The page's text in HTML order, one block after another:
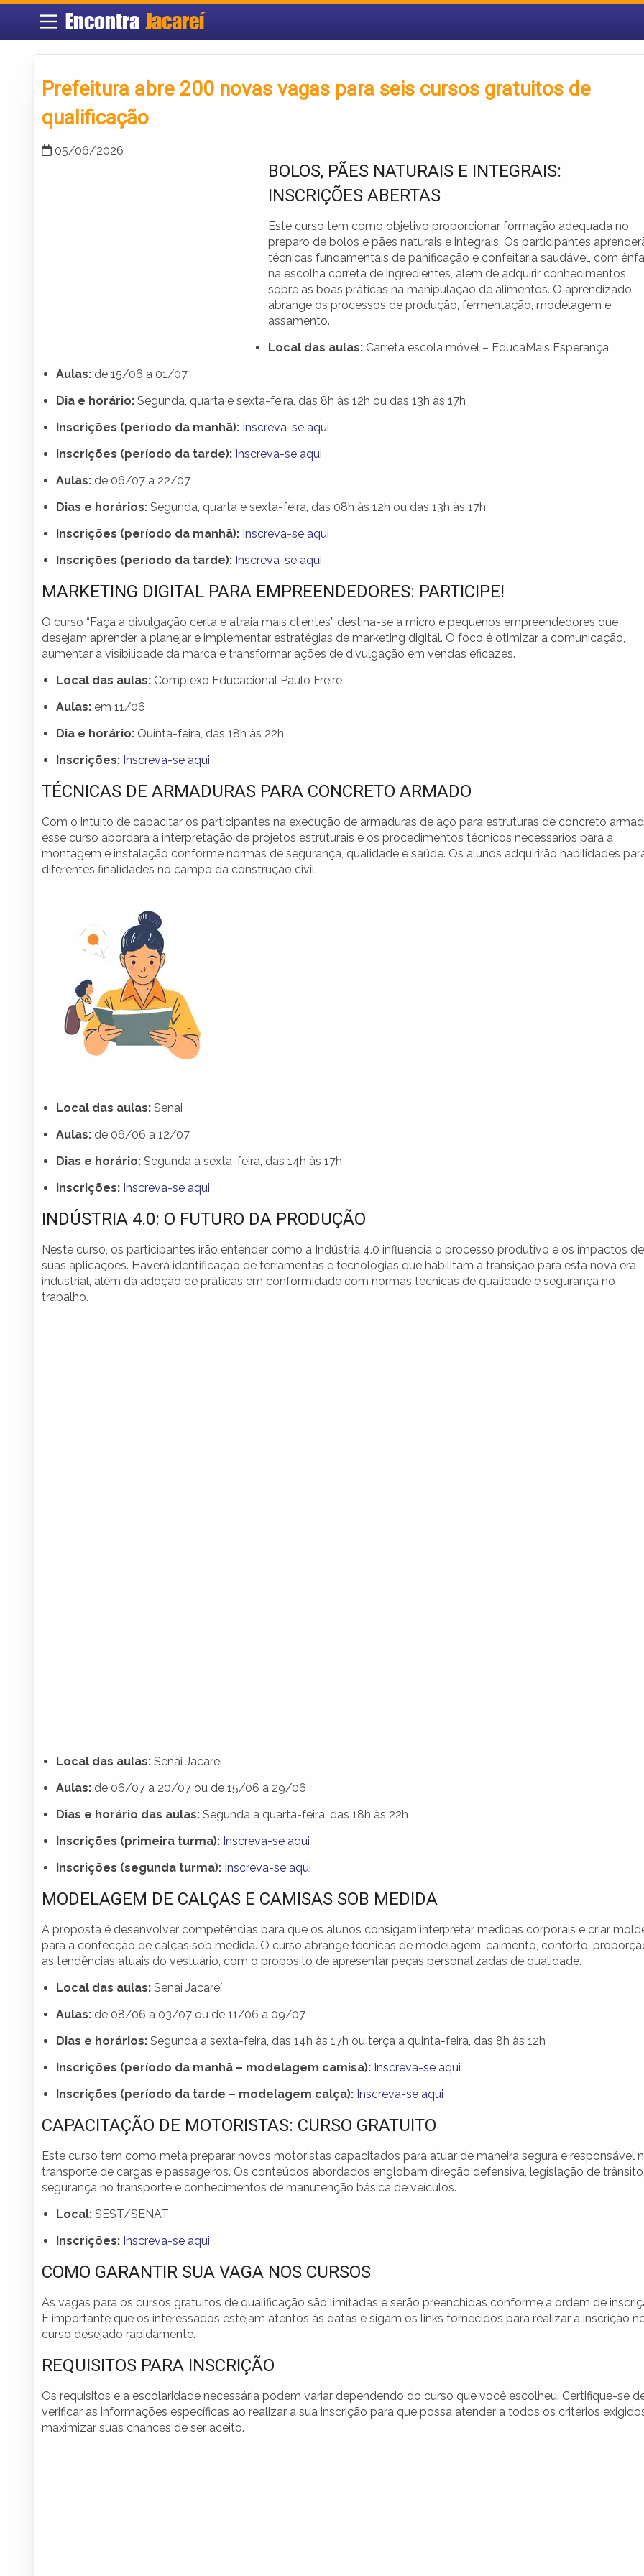
Encontra Jacareí
Prefeitura abre 200 novas vagas para seis cursos gratuitos de
qualificação
05/06/2026
BOLOS, PÃES NATURAIS E INTEGRAIS:
INSCRIÇÕES ABERTAS
Este curso tem como objetivo proporcionar formação adequada no
preparo de bolos e pães naturais e integrais. Os participantes
técnicas fundamentais de panificação e confeitaria saudável, com
na escolha correta de ingredientes, além de adquirir conhecimentos
sobre as boas práticas na manipulação de alimentos. O aprendizado
abrange os processos de produção, fermentação, modelagem e
assamento.
Local das aulas: Carreta escola móvel – EducaMais Esperança
Aulas: de 15/06 a 01/07
Dia e horário: Segunda, quarta e sexta-feira, das 8h às 12h ou das 13h às 17h
Inscrições (período da manhã): Inscreva-se aqui
Inscrições (período da tarde): Inscreva-se aqui
Aulas: de 06/07 a 22/07
Dias e horários: Segunda, quarta e sexta-feira, das 08h às 12h ou das 13h às 17h
Inscrições (período da manhã): Inscreva-se aqui
Inscrições (período da tarde): Inscreva-se aqui
MARKETING DIGITAL PARA EMPREENDEDORES: PARTICIPE!
O curso “Faça a divulgação certa e atraia mais clientes” destina-se a micro e pequenos empreendedores que
desejam aprender a planejar e implementar estratégias de marketing digital. O foco é otimizar a comunicação,
aumentar a visibilidade da marca e transformar ações de divulgação em vendas eficazes.
Local das aulas: Complexo Educacional Paulo Freire
Aulas: em 11/06
Dia e horário: Quinta-feira, das 18h às 22h
Inscrições: Inscreva-se aqui
TÉCNICAS DE ARMADURAS PARA CONCRETO ARMADO
Com o intuito de capacitar os participantes na execução de armaduras de aço para estruturas de concreto
esse curso abordará a interpretação de projetos estruturais e os procedimentos técnicos necessários para a
montagem e instalação conforme normas de segurança, qualidade e saúde. Os alunos adquirirão habilidades
diferentes finalidades no campo da construção civil.
Local das aulas: Senai
Aulas: de 06/06 a 12/07
Dias e horário: Segunda a sexta-feira, das 14h às 17h
Inscrições: Inscreva-se aqui
INDÚSTRIA 4.0: O FUTURO DA PRODUÇÃO
Neste curso, os participantes irão entender como a Indústria 4.0 influencia o processo produtivo e os impactos de
suas aplicações. Haverá identificação de ferramentas e tecnologias que habilitam a transição para esta nova era
industrial, além da adoção de práticas em conformidade com normas técnicas de qualidade e segurança no
trabalho.
Local das aulas: Senai Jacareí
Aulas: de 06/07 a 20/07 ou de 15/06 a 29/06
Dias e horário das aulas: Segunda a quarta-feira, das 18h às 22h
Inscrições (primeira turma): Inscreva-se aqui
Inscrições (segunda turma): Inscreva-se aqui
MODELAGEM DE CALÇAS E CAMISAS SOB MEDIDA
A proposta é desenvolver competências para que os alunos consigam interpretar medidas corporais e criar
para a confecção de calças sob medida. O curso abrange técnicas de modelagem, caimento, conforto,
as tendências atuais do vestuário, com o propósito de apresentar peças personalizadas de qualidade.
Local das aulas: Senai Jacareí
Aulas: de 08/06 a 03/07 ou de 11/06 a 09/07
Dias e horários: Segunda a sexta-feira, das 14h às 17h ou terça a quinta-feira, das 8h às 12h
Inscrições (período da manhã – modelagem camisa): Inscreva-se aqui
Inscrições (período da tarde – modelagem calça): Inscreva-se aqui
CAPACITAÇÃO DE MOTORISTAS: CURSO GRATUITO
Este curso tem como meta preparar novos motoristas capacitados para atuar de maneira segura e responsável
transporte de cargas e passageiros. Os conteúdos abordados englobam direção defensiva, legislação de
segurança no transporte e conhecimentos de manutenção básica de veículos.
Local: SEST/SENAT
Inscrições: Inscreva-se aqui
COMO GARANTIR SUA VAGA NOS CURSOS
As vagas para os cursos gratuitos de qualificação são limitadas e serão preenchidas conforme a ordem de
É importante que os interessados estejam atentos às datas e sigam os links fornecidos para realizar a inscrição
curso desejado rapidamente.
REQUISITOS PARA INSCRIÇÃO
Os requisitos e a escolaridade necessária podem variar dependendo do curso que você escolheu. Certifique-se
verificar as informações específicas ao realizar a sua inscrição para que possa atender a todos os critérios
maximizar suas chances de ser aceito.